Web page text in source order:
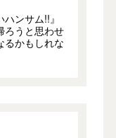
ンサム!!』
ろうと思わせ
るかもしれな